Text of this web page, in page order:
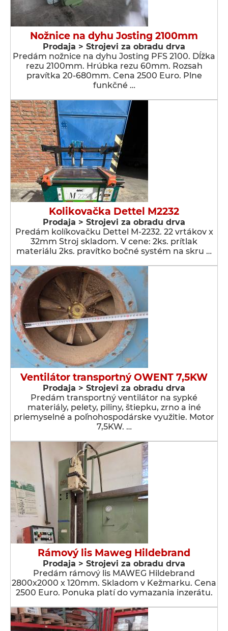
Nožnice na dyhu Josting 2100mm
Prodaja > Strojevi za obradu drva
Predám nožnice na dyhu Josting PFS 2100. Dĺžka
rezu 2100mm. Hrúbka rezu 60mm. Rozsah
pravítka 20-680mm. Cena 2500 Euro. Plne
funkčné …
Kolikovačka Dettel M2232
Prodaja > Strojevi za obradu drva
Predám kolíkovačku Dettel M-2232. 22 vrtákov x
32mm Stroj skladom. V cene: 2ks. prítlak
materiálu 2ks. pravítko bočné systém na skru …
Ventilátor transportný OWENT 7,5KW
Prodaja > Strojevi za obradu drva
Predám transportný ventilátor na sypké
materiály, pelety, piliny, štiepku, zrno a iné
priemyselné a poľnohospodárske využitie. Motor
7,5KW. …
Rámový lis Maweg Hildebrand
Prodaja > Strojevi za obradu drva
Predám rámový lis MAWEG Hildebrand
2800x2000 x 120mm. Skladom v Kežmarku. Cena
2500 Euro. Ponuka platí do vymazania inzerátu.